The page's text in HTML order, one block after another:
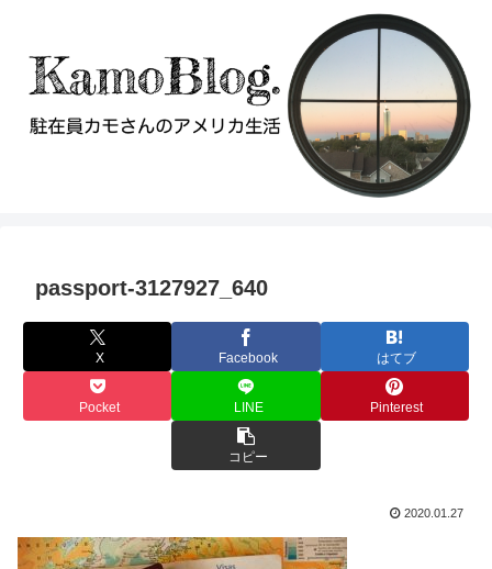
passport-3127927_640
X Facebook はてブ
Pocket LINE Pinterest
コピー
2020.01.27